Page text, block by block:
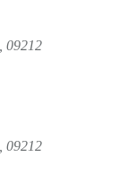
09212
09212